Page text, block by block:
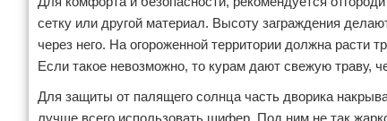
сетку или другой материал. Высоту заграждения
через него. На огороженной территории должна расти
Если такое невозможно, то курам дают свежую траву,
Для защиты от палящего солнца часть дворика
лучше всего использовать шифер. Под ним не так